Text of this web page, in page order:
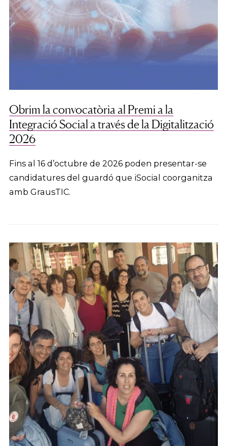
Obrim la convocatòria al Premi a la
Integració Social a través de la Digitalització
2026
Fins al 16 d’octubre de 2026 poden presentar-se
candidatures del guardó que iSocial coorganitza
amb GrausTIC.